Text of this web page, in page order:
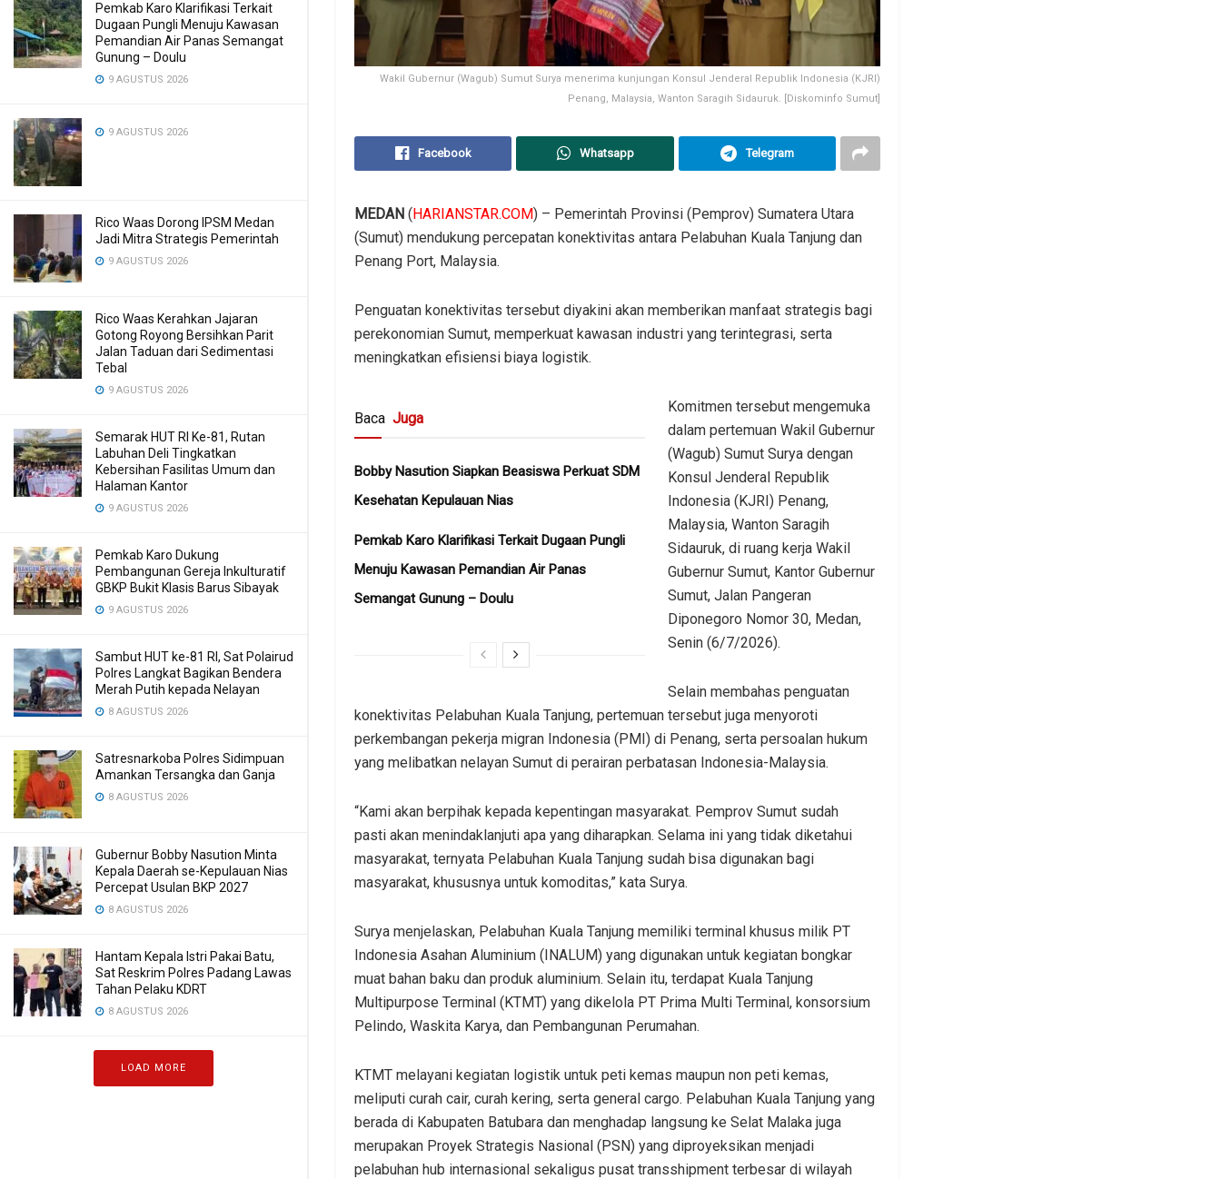
Pemkab Karo Klarifikasi Terkait
Dugaan Pungli Menuju Kawasan
Pemandian Air Panas Semangat
Gunung – Doulu ‎
9 AGUSTUS 2026
9 AGUSTUS 2026
Rico Waas Dorong IPSM Medan
Jadi Mitra Strategis Pemerintah
9 AGUSTUS 2026
Rico Waas Kerahkan Jajaran
Gotong Royong Bersihkan Parit
Jalan Taduan dari Sedimentasi
Tebal
9 AGUSTUS 2026
Semarak HUT RI Ke-81, Rutan
Labuhan Deli Tingkatkan
Kebersihan Fasilitas Umum dan
Halaman Kantor
9 AGUSTUS 2026
Pemkab Karo Dukung
Pembangunan Gereja Inkulturatif
GBKP Bukit Klasis Barus Sibayak
9 AGUSTUS 2026
Sambut HUT ke-81 RI, Sat Polairud
Polres Langkat Bagikan Bendera
Merah Putih kepada Nelayan
8 AGUSTUS 2026
Satresnarkoba Polres Sidimpuan
Amankan Tersangka dan Ganja
8 AGUSTUS 2026
Gubernur Bobby Nasution Minta
Kepala Daerah se-Kepulauan Nias
Percepat Usulan BKP 2027
8 AGUSTUS 2026
Hantam Kepala Istri Pakai Batu,
Sat Reskrim Polres Padang Lawas
Tahan Pelaku KDRT
8 AGUSTUS 2026
LOAD MORE
Wakil Gubernur (Wagub) Sumut Surya menerima kunjungan Konsul Jenderal Republik Indonesia (KJRI)
Penang, Malaysia, Wanton Saragih Sidauruk. [Diskominfo Sumut]
Facebook Whatsapp Telegram
MEDAN (HARIANSTAR.COM) – Pemerintah Provinsi (Pemprov) Sumatera Utara
(Sumut) mendukung percepatan konektivitas antara Pelabuhan Kuala Tanjung dan
Penang Port, Malaysia.
Penguatan konektivitas tersebut diyakini akan memberikan manfaat strategis bagi
perekonomian Sumut, memperkuat kawasan industri yang terintegrasi, serta
meningkatkan efisiensi biaya logistik.
Baca Juga
Bobby Nasution Siapkan Beasiswa Perkuat SDM
Kesehatan Kepulauan Nias
Pemkab Karo Klarifikasi Terkait Dugaan Pungli
Menuju Kawasan Pemandian Air Panas
Semangat Gunung – Doulu ‎
Komitmen tersebut mengemuka
dalam pertemuan Wakil Gubernur
(Wagub) Sumut Surya dengan
Konsul Jenderal Republik
Indonesia (KJRI) Penang,
Malaysia, Wanton Saragih
Sidauruk, di ruang kerja Wakil
Gubernur Sumut, Kantor Gubernur
Sumut, Jalan Pangeran
Diponegoro Nomor 30, Medan,
Senin (6/7/2026).
Selain membahas penguatan
konektivitas Pelabuhan Kuala Tanjung, pertemuan tersebut juga menyoroti
perkembangan pekerja migran Indonesia (PMI) di Penang, serta persoalan hukum
yang melibatkan nelayan Sumut di perairan perbatasan Indonesia-Malaysia.
“Kami akan berpihak kepada kepentingan masyarakat. Pemprov Sumut sudah
pasti akan menindaklanjuti apa yang diharapkan. Selama ini yang tidak diketahui
masyarakat, ternyata Pelabuhan Kuala Tanjung sudah bisa digunakan bagi
masyarakat, khususnya untuk komoditas,” kata Surya.
Surya menjelaskan, Pelabuhan Kuala Tanjung memiliki terminal khusus milik PT
Indonesia Asahan Aluminium (INALUM) yang digunakan untuk kegiatan bongkar
muat bahan baku dan produk aluminium. Selain itu, terdapat Kuala Tanjung
Multipurpose Terminal (KTMT) yang dikelola PT Prima Multi Terminal, konsorsium
Pelindo, Waskita Karya, dan Pembangunan Perumahan.
KTMT melayani kegiatan logistik untuk peti kemas maupun non peti kemas,
meliputi curah cair, curah kering, serta general cargo. Pelabuhan Kuala Tanjung yang
berada di Kabupaten Batubara dan menghadap langsung ke Selat Malaka juga
merupakan Proyek Strategis Nasional (PSN) yang diproyeksikan menjadi
pelabuhan hub internasional sekaligus pusat transshipment terbesar di wilayah